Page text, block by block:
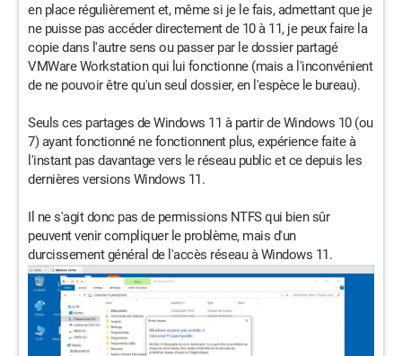
en place régulièrement et, même si je le fais, admettant que je
ne puisse pas accéder directement de 10 à 11, je peux faire la
copie dans l'autre sens ou passer par le dossier partagé
VMWare Workstation qui lui fonctionne (mais a l'inconvénient
de ne pouvoir être qu'un seul dossier, en l'espèce le bureau).
Seuls ces partages de Windows 11 à partir de Windows 10 (ou
7) ayant fonctionné ne fonctionnent plus, expérience faite à
l'instant pas davantage vers le réseau public et ce depuis les
dernières versions Windows 11.
Il ne s'agit donc pas de permissions NTFS qui bien sûr
peuvent venir compliquer le problème, mais d'un
durcissement général de l'accès réseau à Windows 11.